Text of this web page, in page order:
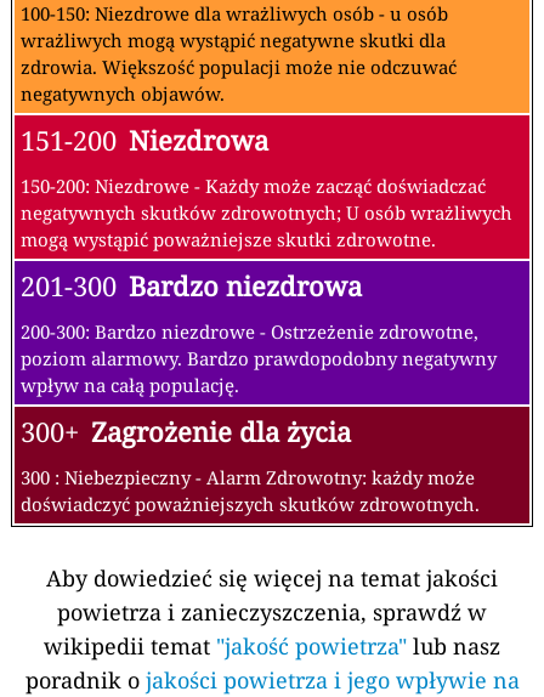
100-150: Niezdrowe dla wrażliwych osób - u osób
wrażliwych mogą wystąpić negatywne skutki dla
zdrowia. Większość populacji może nie odczuwać
negatywnych objawów.
151-200 Niezdrowa
150-200: Niezdrowe - Każdy może zacząć doświadczać
negatywnych skutków zdrowotnych; U osób wrażliwych
mogą wystąpić poważniejsze skutki zdrowotne.
201-300 Bardzo niezdrowa
200-300: Bardzo niezdrowe - Ostrzeżenie zdrowotne,
poziom alarmowy. Bardzo prawdopodobny negatywny
wpływ na całą populację.
300+ Zagrożenie dla życia
300 : Niebezpieczny - Alarm Zdrowotny: każdy może
doświadczyć poważniejszych skutków zdrowotnych.
Aby dowiedzieć się więcej na temat jakości
powietrza i zanieczyszczenia, sprawdź w
wikipedii temat "jakość powietrza" lub nasz
poradnik o jakości powietrza i jego wpływie na